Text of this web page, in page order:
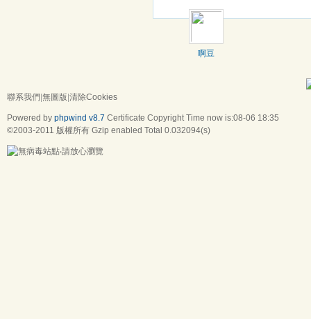
啊豆
聯系我們 無圖版 清除Cookies
Powered by phpwind v8.7 Certificate Copyright Time now is:08-06 18:35
©2003-2011 版權所有 Gzip enabled Total 0.032094(s)